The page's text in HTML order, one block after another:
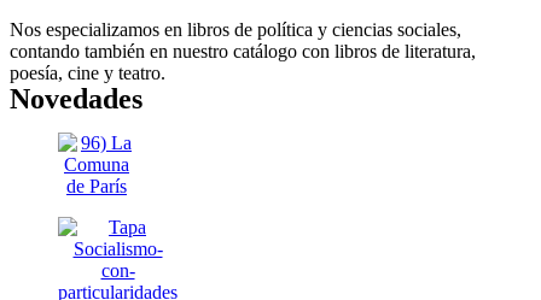
Nos especializamos en libros de política y ciencias sociales,
contando también en nuestro catálogo con libros de literatura,
poesía, cine y teatro.
Novedades